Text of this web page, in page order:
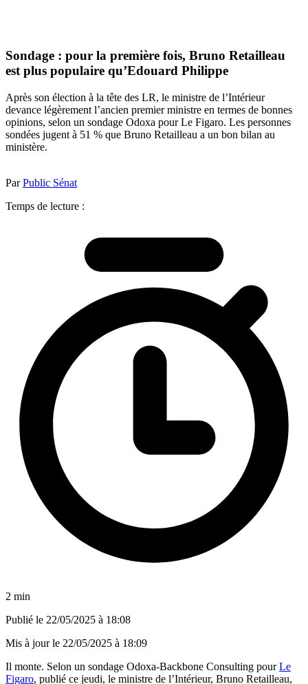
Sondage : pour la première fois, Bruno Retailleau
est plus populaire qu’Edouard Philippe
Après son élection à la tête des LR, le ministre de l’Intérieur
devance légèrement l’ancien premier ministre en termes de bonnes
opinions, selon un sondage Odoxa pour Le Figaro. Les personnes
sondées jugent à 51 % que Bruno Retailleau a un bon bilan au
ministère.
ParPublic Sénat
Temps de lecture :
2 min
Publié le 22/05/2025 à 18:08
Mis à jour le 22/05/2025 à 18:09
Il monte. Selon un sondage Odoxa-Backbone Consulting pourLe
Figaro, publié ce jeudi, le ministre de l’Intérieur, Bruno Retailleau,